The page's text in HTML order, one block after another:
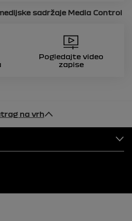
sadržaje Media Control
Pogledajte video
zapise
na vrh